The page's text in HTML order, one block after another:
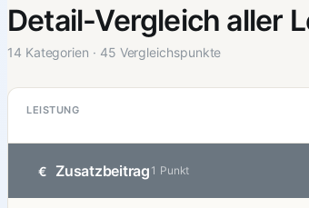
Detail-Vergleich aller
14 Kategorien · 45 Vergleichspunkte
LEISTUNG
€ Zusatzbeitrag 1 Punkt